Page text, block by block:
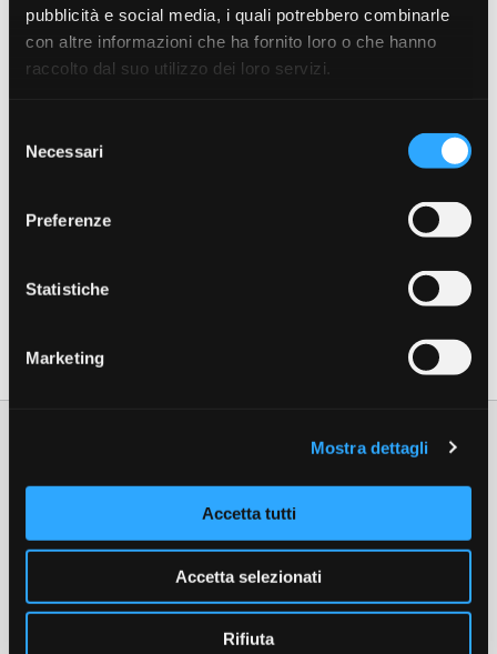
pubblicità e social media, i quali potrebbero combinarle
con altre informazioni che ha fornito loro o che hanno
raccolto dal suo utilizzo dei loro servizi.
delNecessari
Preferenze
Statistiche
Marketing
Mostra dettagli
Accetta tutti
Accetta selezionati
Rifiuta
Anticipo della fattura dell’hotel
Anticipo di denaro contante
Rimborsi per denaro contante smarrito
Rimborsi per rifacimento documenti
Altri servizi che potrebbero interessarti
Polizze assicurative vita e danni
Le protezioni per te, i tuoi cari, i tuoi investimenti e il